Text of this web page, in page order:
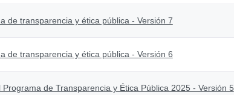
de transparencia y ética pública - Versión 7
de transparencia y ética pública - Versión 6
Programa de Transparencia y Ética Pública 2025 - Versión 5